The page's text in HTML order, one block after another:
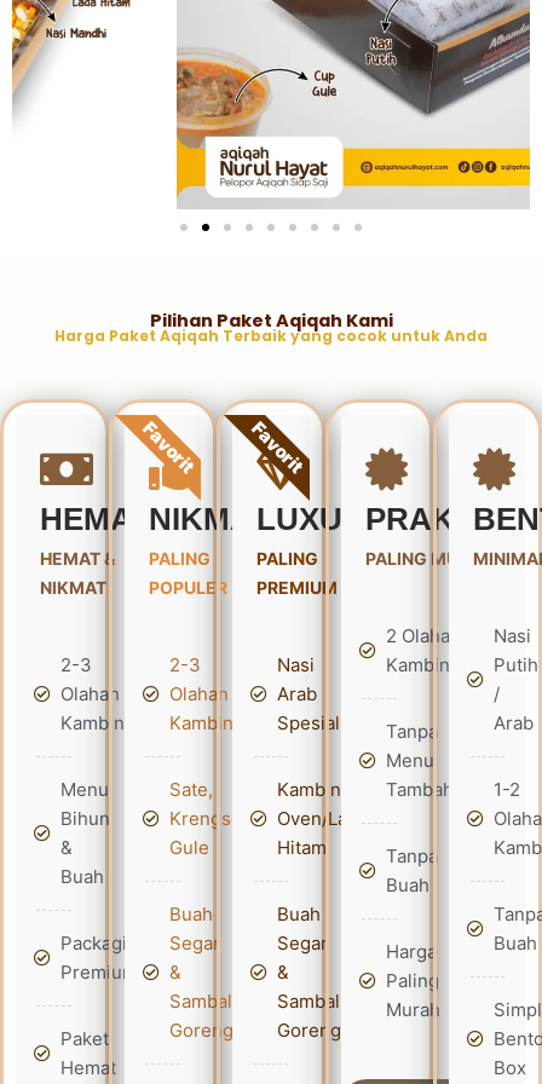
Pilihan Paket Aqiqah Kami
Harga Paket Aqiqah Terbaik yang cocok untuk Anda
HEMAT
HEMAT &
NIKMAT
2-3
Olahan
Kambing
Menu
Bihun
&
Buah
Packaging
Premium
Paket
Hemat
NIKMAT
PALING
POPULER
2-3
Olahan
Kambing
Sate,
Krengseng,
Gule
Buah
Segar
&
Sambal
Goreng
Favorit
LUXURY
PALING
PREMIUM
Nasi
Arab
Spesial
Kambing
Oven/Lada
Hitam
Buah
Segar
&
Sambal
Goreng
Favorit
PRAKTIS
PALING MURAH
2 Olahan
Kambing
Tanpa
Menu
Tambahan
Tanpa
Buah
Harga
Paling
Murah
Nasi
Putih
/
Arab
1-2
Buah
Box